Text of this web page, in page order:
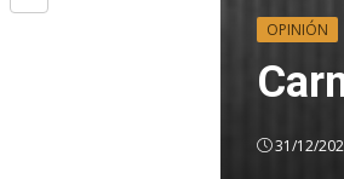
OPINIÓN
31/12/
Compartir